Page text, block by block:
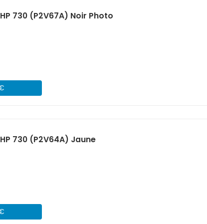
730 (P2V67A) Noir Photo
730 (P2V64A) Jaune